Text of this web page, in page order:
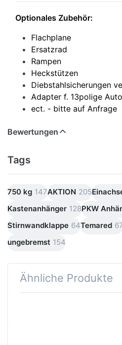
Optionales Zubehör:
Flachplane
Ersatzrad
Rampen
Heckstützen
Diebstahlsicherungen
Adapter f. 13polige
ect. - bitte auf Anfrage
Bewertungen
Tags
750 kg 147AKTION 205
Kastenanhänger 128PKW
Stirnwandklappe 64Temared
ungebremst 154
Ähnliche Produkte